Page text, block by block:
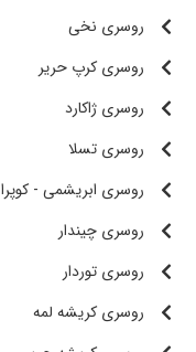
روسری نخی
روسری کرپ حریر
روسری ژاکارد
روسری تسلا
روسری ابریشمی - کوپرا
روسری چیندار
روسری توردار
روسری کریشه لمه